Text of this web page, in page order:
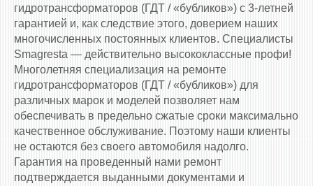
гидротрансформаторов (ГДТ / «бубликов») с 3-летней
гарантией и, как следствие этого, доверием наших
многочисленных постоянных клиентов. Специалисты
Smagresta — действительно высококлассные профи!
Многолетняя специализация на ремонте
гидротрансформаторов (ГДТ / «бубликов») для
различных марок и моделей позволяет нам
обеспечивать в предельно сжатые сроки максимально
качественное обслуживание. Поэтому наши клиенты
не остаются без своего автомобиля надолго.
Гарантия на проведенный нами ремонт
подтверждается выданными документами и